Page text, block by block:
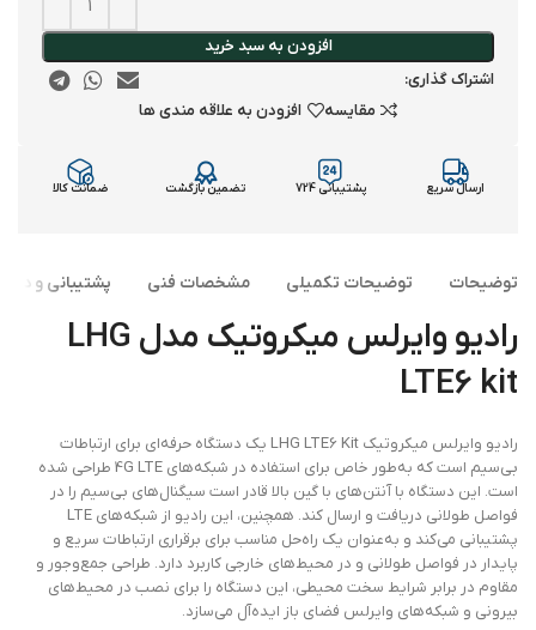
افزودن به سبد خرید
اشتراک گذاری:
مقایسه
افزودن به علاقه مندی ها
ارسال سریع پشتیبانی 724 تضمین بازگشت ضمانت کالا
توضیحات توضیحات تکمیلی مشخصات فنی پشتیبانی و
رادیو وایرلس میکروتیک مدل LHG
LTE6 kit
رادیو وایرلس میکروتیک LHG LTE6 Kit یک دستگاه حرفه‌ای برای ارتباطات
بی‌سیم است که به‌طور خاص برای استفاده در شبکه‌های 4G LTE طراحی شده
است. این دستگاه با آنتن‌های با گین بالا قادر است سیگنال‌های بی‌سیم را در
فواصل طولانی دریافت و ارسال کند. همچنین، این رادیو از شبکه‌های LTE
پشتیبانی می‌کند و به‌عنوان یک راه‌حل مناسب برای برقراری ارتباطات سریع و
پایدار در فواصل طولانی و در محیط‌های خارجی کاربرد دارد. طراحی جمع‌وجور و
مقاوم در برابر شرایط سخت محیطی، این دستگاه را برای نصب در محیط‌های
بیرونی و شبکه‌های وایرلس فضای باز ایده‌آل می‌سازد.